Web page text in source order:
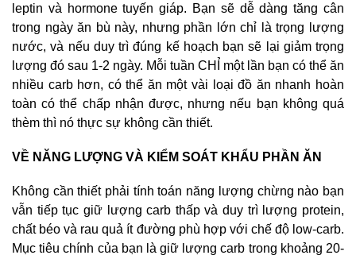
leptin và hormone tuyến giáp. Bạn sẽ dễ dàng tăng cân
trong ngày ăn bù này, nhưng phần lớn chỉ là trọng lượng
nước, và nếu duy trì đúng kế hoạch bạn sẽ lại giảm trọng
lượng đó sau 1-2 ngày. Mỗi tuần CHỈ một lần bạn có thể ăn
nhiều carb hơn, có thể ăn một vài loại đồ ăn nhanh hoàn
toàn có thể chấp nhận được, nhưng nếu bạn không quá
thèm thì nó thực sự không cần thiết.
VỀ NĂNG LƯỢNG VÀ KIỂM SOÁT KHẨU PHẦN ĂN
Không cần thiết phải tính toán năng lượng chừng nào bạn
vẫn tiếp tục giữ lượng carb thấp và duy trì lượng protein,
chất béo và rau quả ít đường phù hợp với chế độ low-carb.
Mục tiêu chính của bạn là giữ lượng carb trong khoảng 20-